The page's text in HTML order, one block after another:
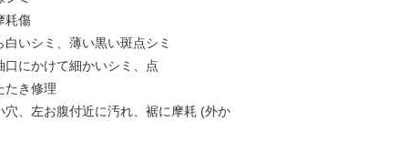
耗傷
いシミ、薄い黒い斑点シミ
にかけて細かいシミ、点
たき修理
穴、左お腹付近に汚れ、裾に摩耗 (外か